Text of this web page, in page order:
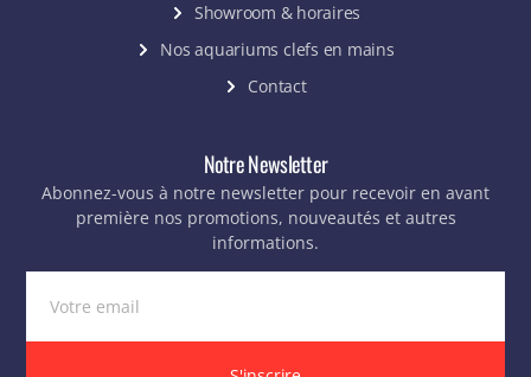
Showroom & horaires
Nos aquariums clefs en mains
Contact
Notre Newsletter
Abonnez-vous à notre newsletter pour recevoir en avant
première nos promotions, nouveautés et autres
informations.